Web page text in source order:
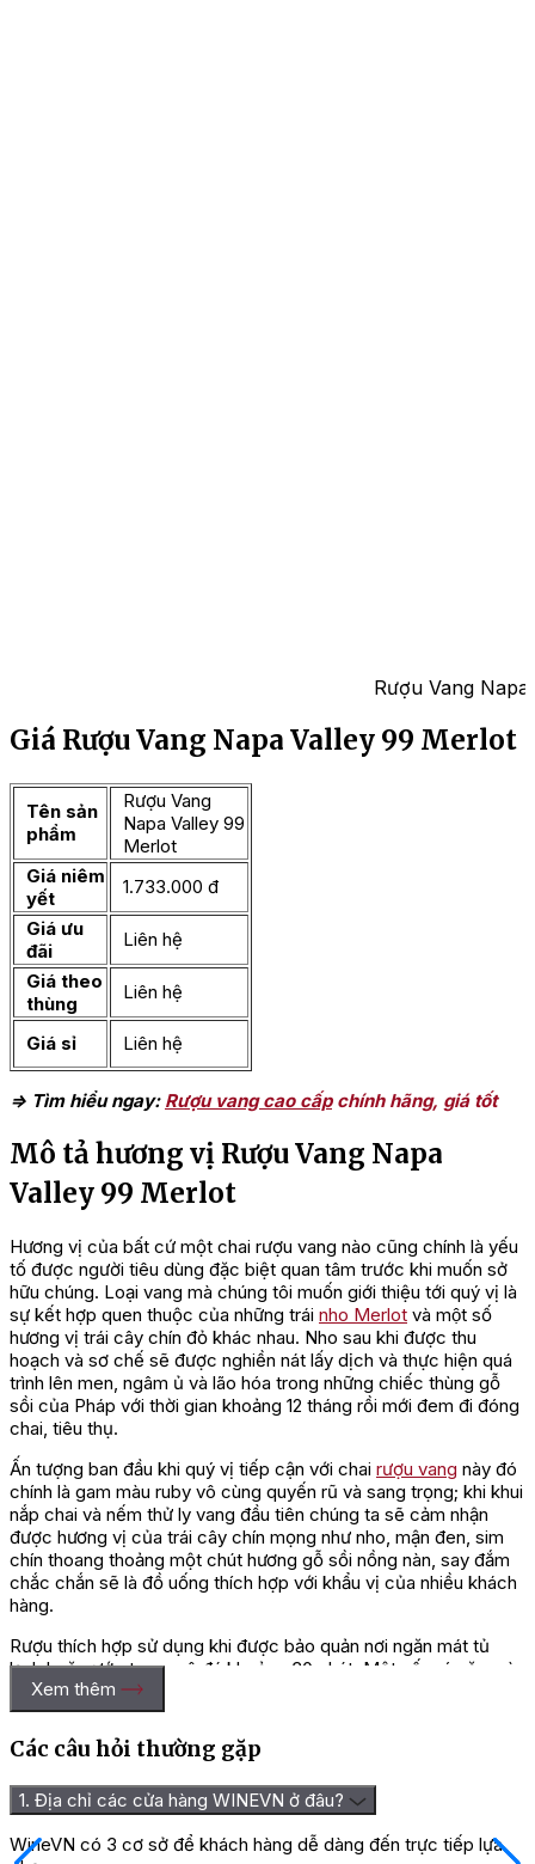
Rượu Vang
Giá Rượu Vang Napa Valley 99 Merlot
Tên sản
phẩm
Rượu Vang
Napa Valley 99
Merlot
Giá niêm
yết
1.733.000 đ
Giá ưu
đãi
Liên hệ
Giá theo
thùng
Liên hệ
Giá sỉ Liên hệ
=> Tìm hiểu ngay: Rượu vang cao cấpchính hãng, giá tốt
Mô tả hương vị Rượu Vang Napa
Valley 99 Merlot
Hương vị của bất cứ một chai rượu vang nào cũng chính là yếu
tố được người tiêu dùng đặc biệt quan tâm trước khi muốn sở
hữu chúng. Loại vang mà chúng tôi muốn giới thiệu tới quý vị là
sự kết hợp quen thuộc của những trái nho Merlot và một số
hương vị trái cây chín đỏ khác nhau. Nho sau khi được thu
hoạch và sơ chế sẽ được nghiền nát lấy dịch và thực hiện quá
trình lên men, ngâm ủ và lão hóa trong những chiếc thùng gỗ
sồi của Pháp với thời gian khoảng 12 tháng rồi mới đem đi đóng
chai, tiêu thụ.
Ấn tượng ban đầu khi quý vị tiếp cận với chai rượu vang này đó
chính là gam màu ruby vô cùng quyến rũ và sang trọng; khi khui
nắp chai và nếm thử ly vang đầu tiên chúng ta sẽ cảm nhận
được hương vị của trái cây chín mọng như nho, mận đen, sim
chín thoang thoảng một chút hương gỗ sồi nồng nàn, say đắm
chắc chắn sẽ là đồ uống thích hợp với khẩu vị của nhiều khách
hàng.
Rượu thích hợp sử dụng khi được bảo quản nơi ngăn mát tủ
lạnh hoặc ướp trong xô đá khoảng 30 phút. Một số món ăn mà
quý vị có thể kết hợp khi thưởng thức vang đó là các món ăn từ
thịt đỏ, thịt cừu nướng, phô mai, xúc xích, bít tết trong điều kiện
nhiệt độ phòng lý tưởng dao động từ 17 độ C.
tiết nhất!
Đánh giá
Xem thêm
Các câu hỏi thường gặp
1. Địa chỉ các cửa hàng WINEVN ở đâu?
WineVN có 3 cơ sở để khách hàng dễ dàng đến trực tiếp lựa